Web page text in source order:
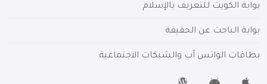
بوابة الكويت للتعريف بالإسلام
بوابة الباحث عن الحقيقة
بطاقات الواتس آب والشبكات الاجتماعية